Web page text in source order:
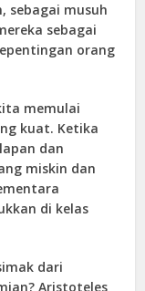
sebagai musuh
sebagai
orang
memulai
kuat. Ketika
dan
miskin dan
di kelas
dari
Aristoteles